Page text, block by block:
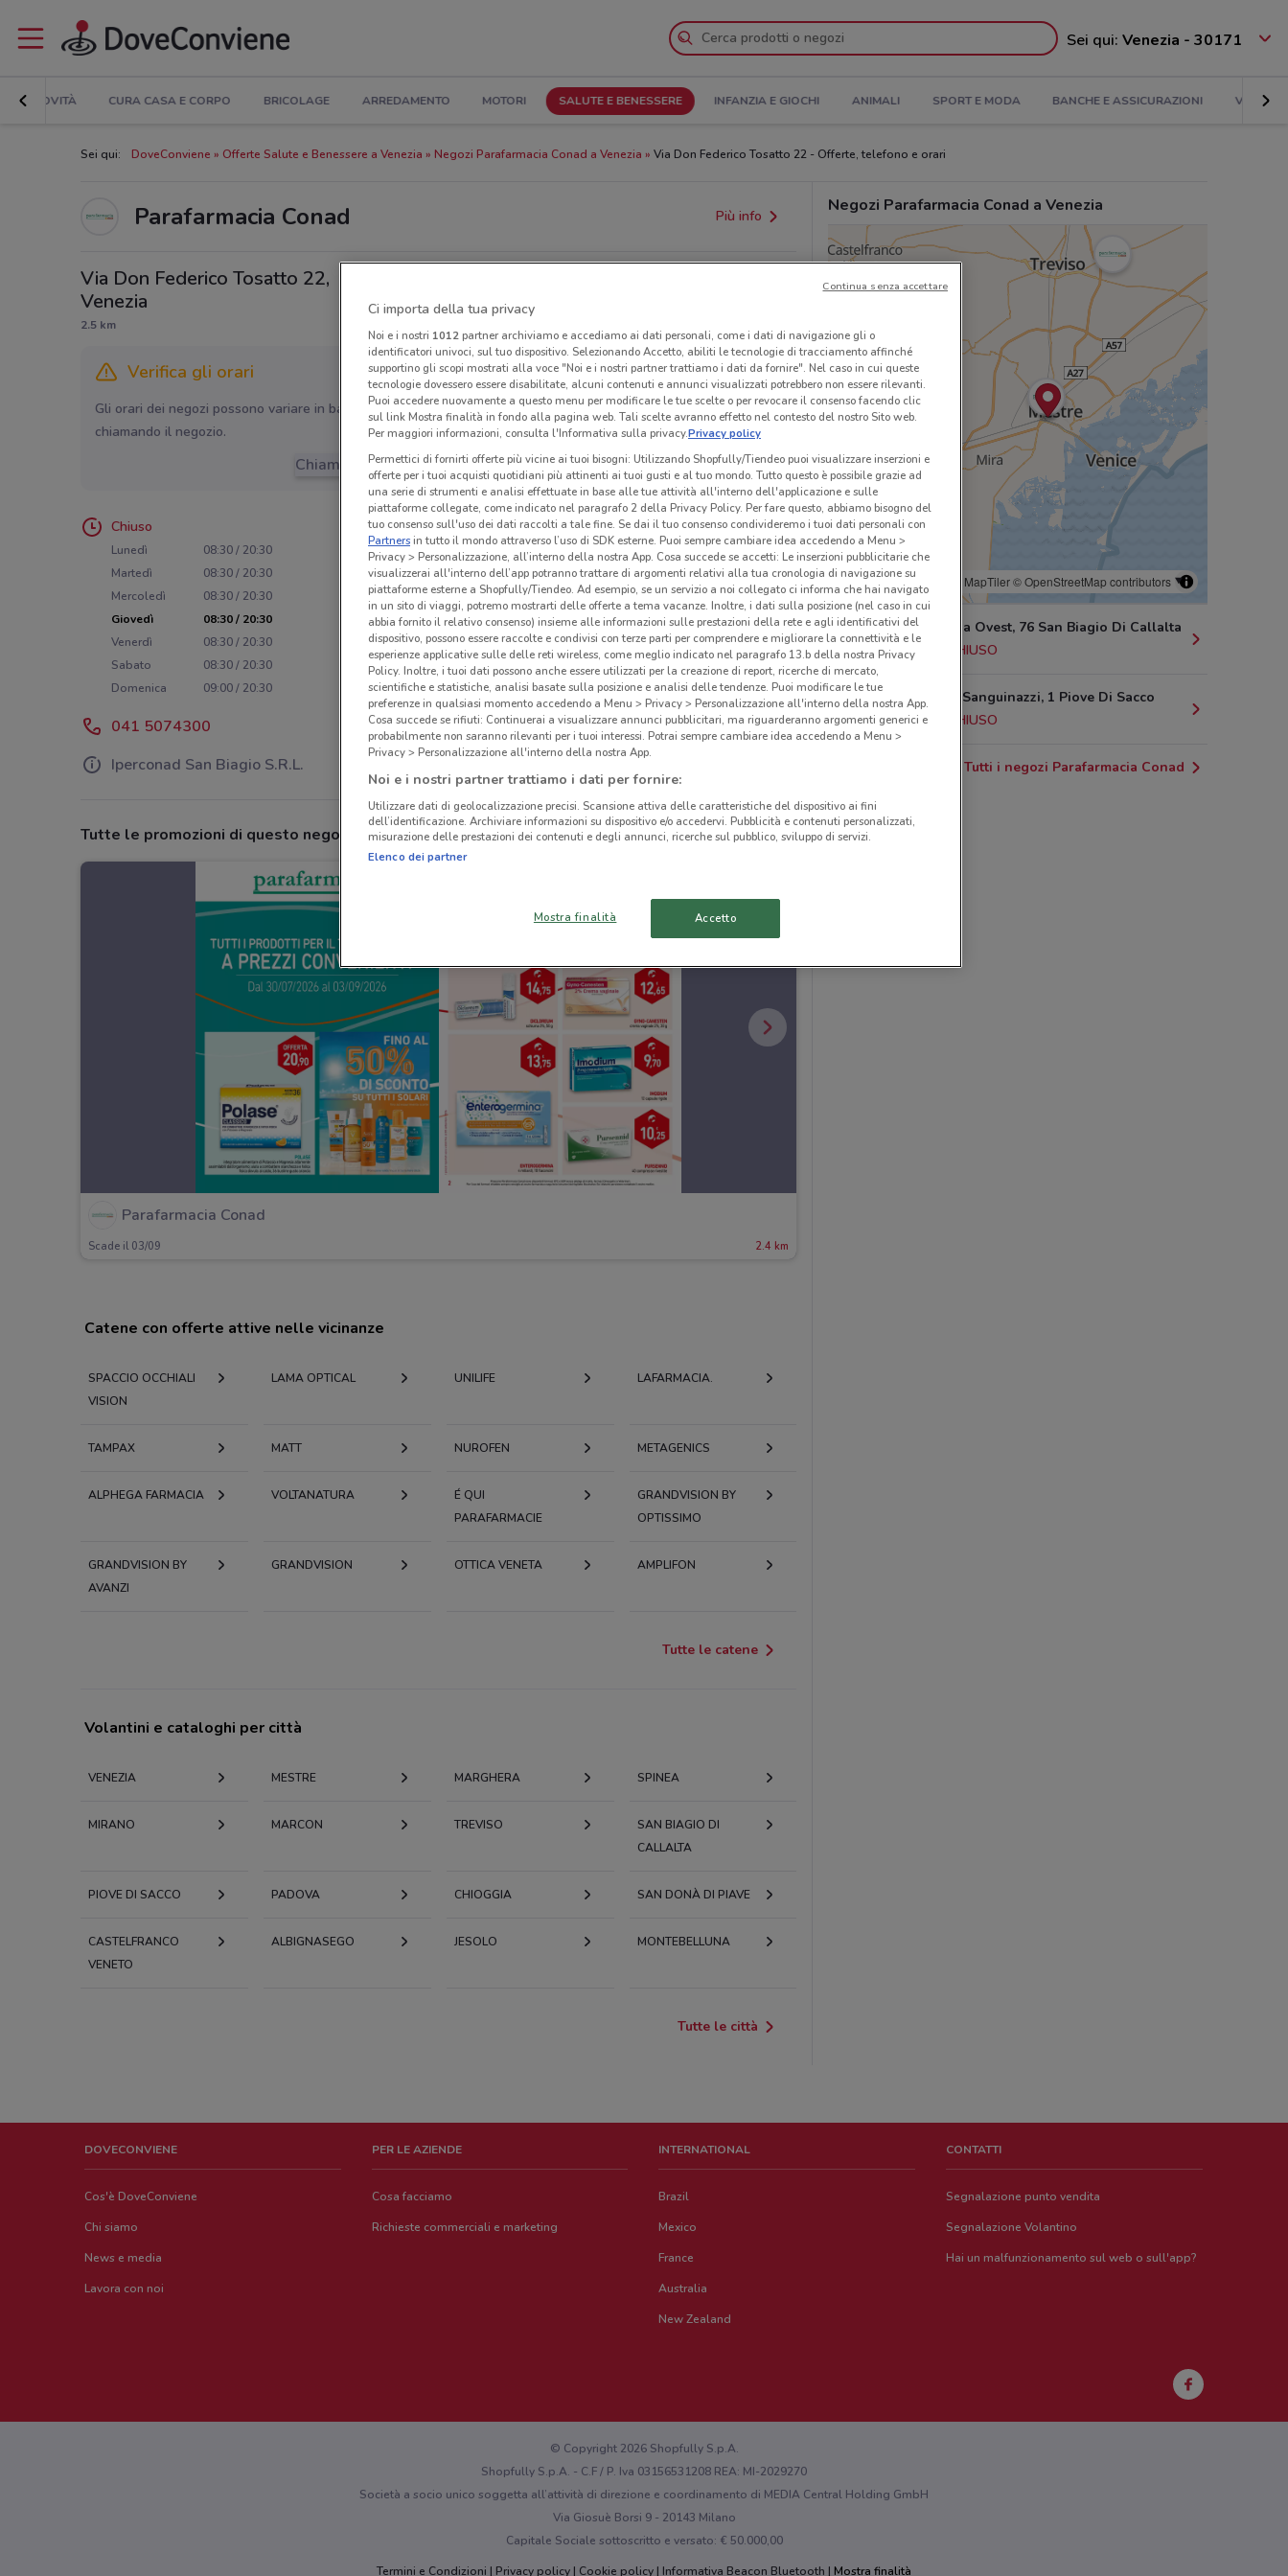
Sei qui: Venezia - 30171
NOVITÀ CURA CASA E CORPO BRICOLAGE ARREDAMENTO MOTORI SALUTE E BENESSERE INFANZIA E GIOCHI ANIMALI SPORT E MODA BANCHE E ASSICURAZIONI VIAGGI
Sei qui: DoveConviene Offerte Salute e Benessere a Venezia Negozi Parafarmacia Conad a Venezia Via Don Federico Tosatto 22 - Offerte, telefono e orari
Parafarmacia Conad Più info
Via Don Federico Tosatto 22,
Venezia
2.5 km
Verifica gli orari
Gli orari dei negozi possono variare in base agli ultimi provvedimenti regionali o nazionali. Verifica l’accuratezza
chiamando il negozio.
Chiama il negozio
Chiuso
Lunedì
08:30 / 20:30
Martedì
08:30 / 20:30
Mercoledì
08:30 / 20:30
Giovedì
08:30 / 20:30
Venerdì
08:30 / 20:30
Sabato
08:30 / 20:30
Domenica
09:00 / 20:30
041 5074300
Iperconad San Biagio S.R.L.
Tutte le promozioni di questo negozio
Parafarmacia Conad
Scade il 03/09 2.4 km
Negozi Parafarmacia Conad a Venezia
© MapTiler© OpenStreetMap contributors
Via Postumia Ovest, 76 San Biagio Di Callalta
22.5 km
CHIUSO
Via Fratelli Sanguinazzi, 1 Piove Di Sacco
26.1 km
CHIUSO
Tutti i negozi Parafarmacia Conad
Catene con offerte attive nelle vicinanze
SPACCIO OCCHIALI
VISION
LAMA OPTICAL UNILIFE LAFARMACIA.
TAMPAX MATT NUROFEN METAGENICS
ALPHEGA FARMACIA VOLTANATURA
É QUI
PARAFARMACIE
GRANDVISION BY
OPTISSIMO
GRANDVISION BY
AVANZI
GRANDVISION OTTICA VENETA AMPLIFON
Tutte le catene
Volantini e cataloghi per città
VENEZIA MESTRE MARGHERA SPINEA
MIRANO MARCON TREVISO
SAN BIAGIO DI
CALLALTA
PIOVE DI SACCO PADOVA CHIOGGIA SAN DONÀ DI PIAVE
CASTELFRANCO
VENETO
ALBIGNASEGO JESOLO MONTEBELLUNA
Tutte le città
DOVECONVIENE
Cos'è DoveConviene
Chi siamo
News e media
Lavora con noi
PER LE AZIENDE
Cosa facciamo
Richieste commerciali e marketing
INTERNATIONAL
Brazil
Mexico
France
Australia
New Zealand
CONTATTI
Segnalazione punto vendita
Segnalazione Volantino
Hai un malfunzionamento sul web o sull'app?
© Copyright 2026 Shopfully S.p.A.
Shopfully S.p.A. - C.F / P. Iva 03156531208 REA: MI-2029270
Società a socio unico soggetta all’attività di direzione e coordinamento di MEDIA Central Holding GmbH
Via Giosuè Borsi 9 - 20143 Milano
Capitale Sociale sottoscritto e versato: € 50.000,00
Termini e Condizioni
Privacy policy Cookie policy Informativa Beacon Bluetooth Mostra finalità
Ci importa della tua privacy
Noi e i nostri 1012partner archiviamo e accediamo ai dati personali, come i dati di navigazione gli o
identificatori univoci, sul tuo dispositivo. Selezionando Accetto, abiliti le tecnologie di tracciamento affinché
supportino gli scopi mostrati alla voce "Noi e i nostri partner trattiamo i dati da fornire". Nel caso in cui queste
tecnologie dovessero essere disabilitate, alcuni contenuti e annunci visualizzati potrebbero non essere rilevanti.
Puoi accedere nuovamente a questo menu per modificare le tue scelte o per revocare il consenso facendo clic
sul link Mostra finalità in fondo alla pagina web. Tali scelte avranno effetto nel contesto del nostro Sito web.
Per maggiori informazioni, consulta l'Informativa sulla privacy.Privacy policy
Permettici di fornirti offerte più vicine ai tuoi bisogni: Utilizzando Shopfully/Tiendeo puoi visualizzare inserzioni e
offerte per i tuoi acquisti quotidiani più attinenti ai tuoi gusti e al tuo mondo. Tutto questo è possibile grazie ad
una serie di strumenti e analisi effettuate in base alle tue attività all'interno dell'applicazione e sulle
piattaforme collegate, come indicato nel paragrafo 2 della Privacy Policy. Per fare questo, abbiamo bisogno del
tuo consenso sull'uso dei dati raccolti a tale fine. Se dai il tuo consenso condivideremo i tuoi dati personali con
Partnersin tutto il mondo attraverso l’uso di SDK esterne. Puoi sempre cambiare idea accedendo a Menu >
Privacy > Personalizzazione, all’interno della nostra App. Cosa succede se accetti: Le inserzioni pubblicitarie che
visualizzerai all'interno dell’app potranno trattare di argomenti relativi alla tua cronologia di navigazione su
piattaforme esterne a Shopfully/Tiendeo. Ad esempio, se un servizio a noi collegato ci informa che hai navigato
in un sito di viaggi, potremo mostrarti delle offerte a tema vacanze. Inoltre, i dati sulla posizione (nel caso in cui
abbia fornito il relativo consenso) insieme alle informazioni sulle prestazioni della rete e agli identificativi del
dispositivo, possono essere raccolte e condivisi con terze parti per comprendere e migliorare la connettività e le
esperienze applicative sulle delle reti wireless, come meglio indicato nel paragrafo 13.b della nostra Privacy
Policy. Inoltre, i tuoi dati possono anche essere utilizzati per la creazione di report, ricerche di mercato,
scientifiche e statistiche, analisi basate sulla posizione e analisi delle tendenze. Puoi modificare le tue
preferenze in qualsiasi momento accedendo a Menu > Privacy > Personalizzazione all'interno della nostra App.
Cosa succede se rifiuti: Continuerai a visualizzare annunci pubblicitari, ma riguarderanno argomenti generici e
probabilmente non saranno rilevanti per i tuoi interessi. Potrai sempre cambiare idea accedendo a Menu >
Privacy > Personalizzazione all'interno della nostra App.
Noi e i nostri partner trattiamo i dati per fornire:
Utilizzare dati di geolocalizzazione precisi. Scansione attiva delle caratteristiche del dispositivo ai fini
dell’identificazione. Archiviare informazioni su dispositivo e/o accedervi. Pubblicità e contenuti personalizzati,
misurazione delle prestazioni dei contenuti e degli annunci, ricerche sul pubblico, sviluppo di servizi.
Elenco dei partner
Mostra finalità Accetto
Continua senza accettare